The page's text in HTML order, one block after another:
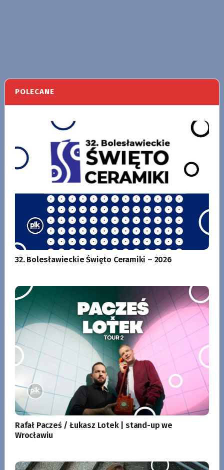
POLECANE
32. Bolesławieckie Święto Ceramiki – 2026
Rafał Pacześ / Łukasz Lotek | stand-up we
Wrocławiu